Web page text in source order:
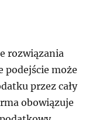
rozwiązania
podejście może
przez cały
obowiązuje